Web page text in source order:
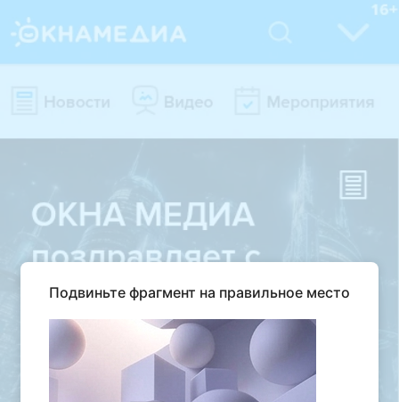
Подвиньте фрагмент на правильное место